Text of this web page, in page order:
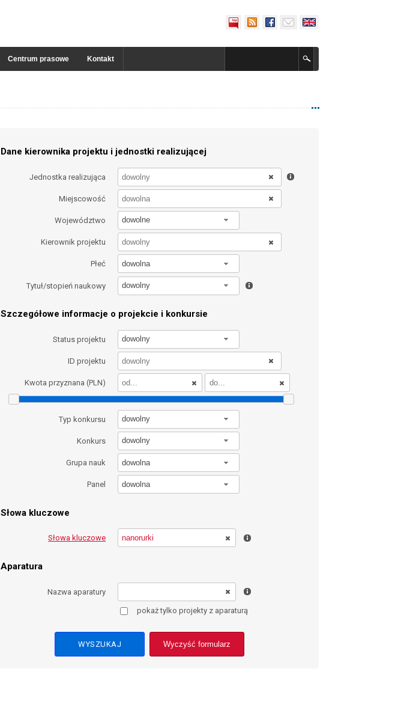
Centrum prasowe Kontakt
Dane kierownika projektu i jednostki realizującej
Jednostka realizująca
Miejscowość
Województwo dowolne
Kierownik projektu
Płeć dowolna
Tytuł/stopień naukowy dowolny
Szczegółowe informacje o projekcie i konkursie
Status projektu dowolny
ID projektu
Kwota przyznana (PLN)
Typ konkursu dowolny
Konkurs dowolny
Grupa nauk dowolna
Panel dowolna
Słowa kluczowe
Słowa kluczowe
Aparatura
Nazwa aparatury
pokaż tylko projekty z aparaturą
Wyczyść formularz